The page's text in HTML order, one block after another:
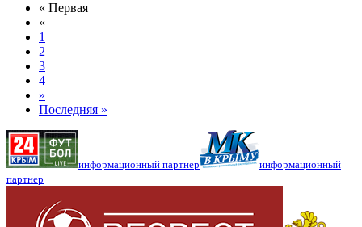
« Первая
«
1
2
3
4
»
Последняя »
информационный партнер
информационный
партнер